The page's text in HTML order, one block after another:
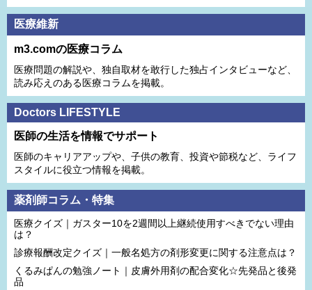
医療維新
m3.comの医療コラム
医療問題の解説や、独⾃取材を敢⾏した独占インタビューなど、
読み応えのある医療コラムを掲載。
Doctors LIFESTYLE
医師の生活を情報でサポート
医師のキャリアアップや、子供の教育、投資や節税など、ライフ
スタイルに役立つ情報を掲載。
薬剤師コラム・特集
医療クイズ｜ガスター10を2週間以上継続使用すべきでない理由
は？
診療報酬改定クイズ｜一般名処方の剤形変更に関する注意点は？
くるみぱんの勉強ノート｜皮膚外用剤の配合変化☆先発品と後発
品